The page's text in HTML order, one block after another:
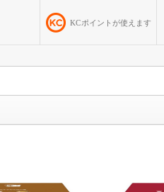
KCポイントが使えます